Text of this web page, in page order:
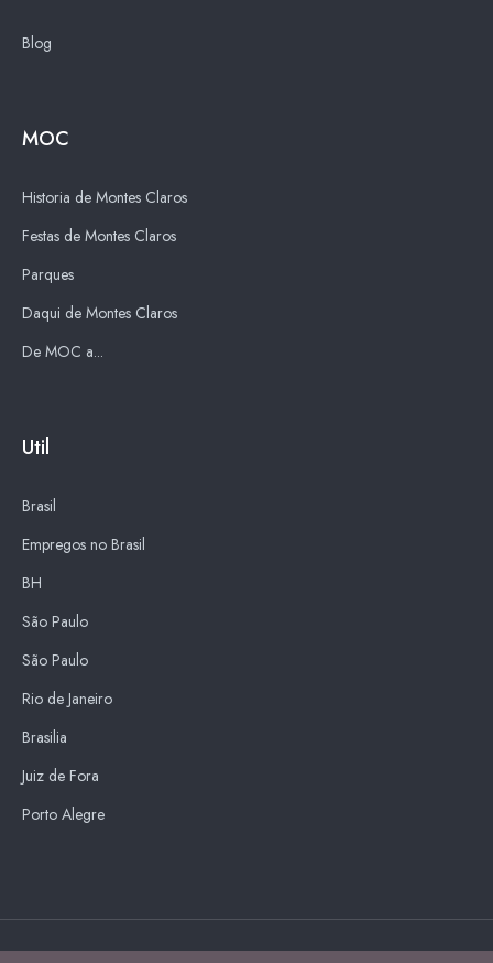
Blog
MOC
Historia de Montes Claros
Festas de Montes Claros
Parques
Daqui de Montes Claros
De MOC a...
Util
Brasil
Empregos no Brasil
BH
São Paulo
São Paulo
Rio de Janeiro
Brasilia
Juiz de Fora
Porto Alegre